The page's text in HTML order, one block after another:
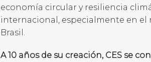
economía circular y resiliencia
internacional, especialmente en el
Brasil.
A 10 años de su creación, CES se